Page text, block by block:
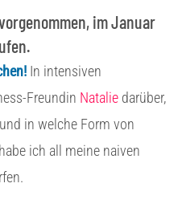
im Januar
In intensiven
Freundin Natalie darüber,
in welche Form von
ich all meine naiven